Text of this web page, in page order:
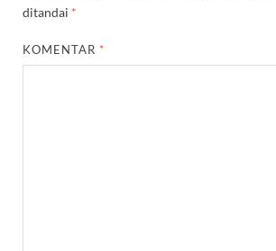
ditandai *
KOMENTAR *